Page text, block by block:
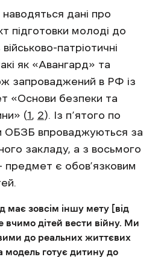
дані про
підготовки молоді до
патріотичні
як «Авангард» та
запроваджений в РФ із
«Основи безпеки та
(1 2). Із п’ятого по
ОБЗБ впроваджуються за
закладу, а з восьмого
є обов’язковим
має зовсім іншу мету [від
вчимо дітей вести війну. Ми
до реальних життєвих
модель готує дитину до